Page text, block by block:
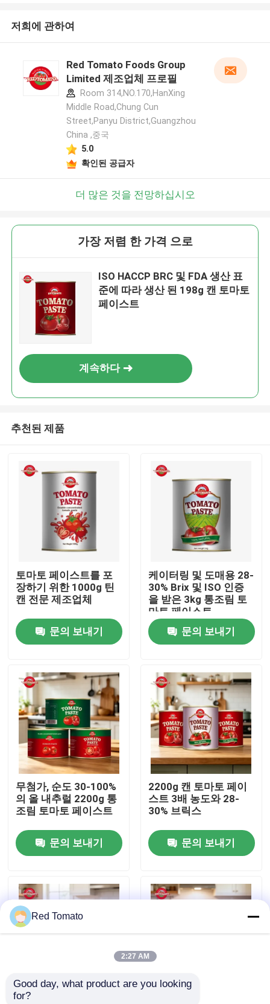
제품
비디오
우리 에 관한 것
공장 투어
품질 관리
저희와 연락
인용 을 요청 하십시오
붉은 토마토 페이스트
드럼 토마토 페이스트
저희에 관하여
Red Tomato Foods Group
Limited 제조업체 프로필
Room 314,NO.170,HanXing
Middle Road,Chung Cun
Street,Panyu District,Guangzhou
China ,중국
5.0
확인된 공급자
더 많은 것을 전망하십시오
가장 저렴 한 가격 으로
ISO HACCP BRC 및 FDA 생산 표
준에 따라 생산 된 198g 캔 토마토
페이스트
계속하다
추천된 제품
토마토 페이스트를 포
장하기 위한 1000g 틴
캔 전문 제조업체
문의 보내기
케이터링 및 도매용 28-
30% Brix 및 ISO 인증
을 받은 3kg 통조림 토
마토 페이스트
문의 보내기
무첨가, 순도 30-100%
의 올 내추럴 2200g 통
조림 토마토 페이스트
문의 보내기
2200g 캔 토마토 페이
스트 3배 농도와 28-
30% 브릭스
문의 보내기
28~30%의 브릭스, ISO,
Red Tomato
2:27 AM
Good day, what product are you looking
for?